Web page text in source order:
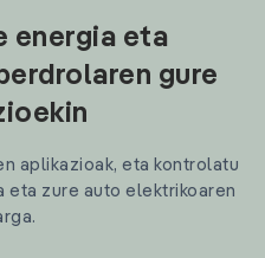
energia eta
gure
aplikazioak, eta kontrolatu
eta zure auto elektrikoaren